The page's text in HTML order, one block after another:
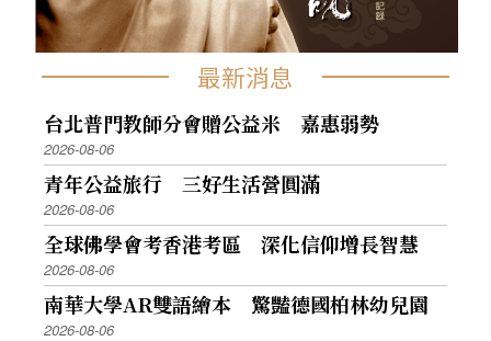
最新消息
台北普門教師分會贈公益米 嘉惠弱勢
2026-08-06
青年公益旅行 三好生活營圓滿
2026-08-06
全球佛學會考香港考區 深化信仰增長智慧
2026-08-06
南華大學AR雙語繪本 驚豔德國柏林幼兒園
2026-08-06